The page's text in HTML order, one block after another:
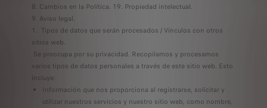
Cambios en la Política. 19. Propiedad intelectual.
Aviso legal.
Tipos de datos que serán procesados / Vínculos con otros
sitios web.
Se preocupa por su privacidad. Recopilamos y procesamos
varios tipos de datos personales a través de este sitio web. Esto
incluye:
Información que nos proporciona al registrarse, solicitar y
utilizar nuestros servicios y nuestro sitio web, como nombre,